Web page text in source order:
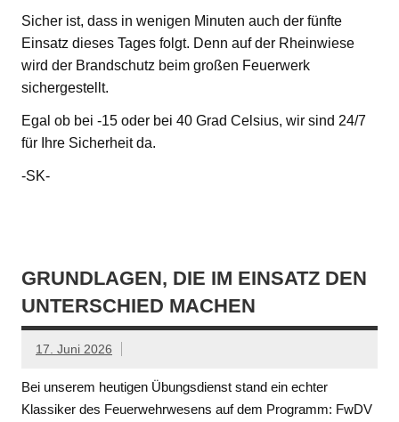
Sicher ist, dass in wenigen Minuten auch der fünfte
Einsatz dieses Tages folgt. Denn auf der Rheinwiese
wird der Brandschutz beim großen Feuerwerk
sichergestellt.
Egal ob bei -15 oder bei 40 Grad Celsius, wir sind 24/7
für Ihre Sicherheit da.
-SK-
GRUNDLAGEN, DIE IM EINSATZ DEN
UNTERSCHIED MACHEN
17. Juni 2026
Bei unserem heutigen Übungsdienst stand ein echter
Klassiker des Feuerwehrwesens auf dem Programm: FwDV